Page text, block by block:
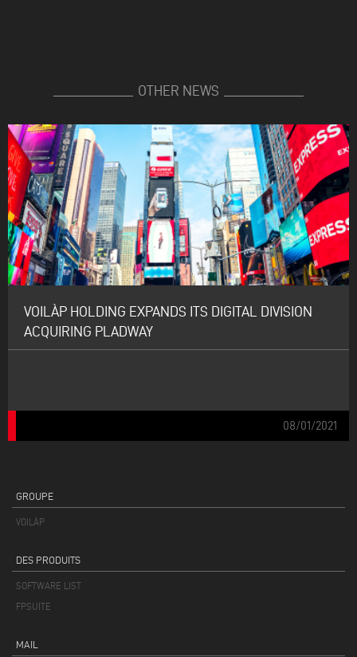
OTHER NEWS
VOILÀP HOLDING EXPANDS ITS DIGITAL DIVISION
ACQUIRING PLADWAY
08/01/2021
GROUPE
VOILÀP
DES PRODUITS
SOFTWARE LIST
FPSUITE
MAIL